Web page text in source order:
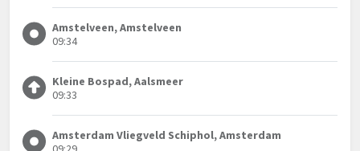
Amstelveen, Amstelveen
09:34
Kleine Bospad, Aalsmeer
09:33
Amsterdam Vliegveld Schiphol, Amsterdam